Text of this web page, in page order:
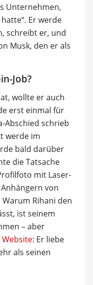
Unternehmen,
Er werde
schreibt er, und
Musk, den er als
Job?
wollte er auch
erst einmal für
Abschied schrieb
werde im
bald darüber
die Tatsache
mit Laser-
von
Rihani den
ist seinem
– aber
: Er liebe
als seinen